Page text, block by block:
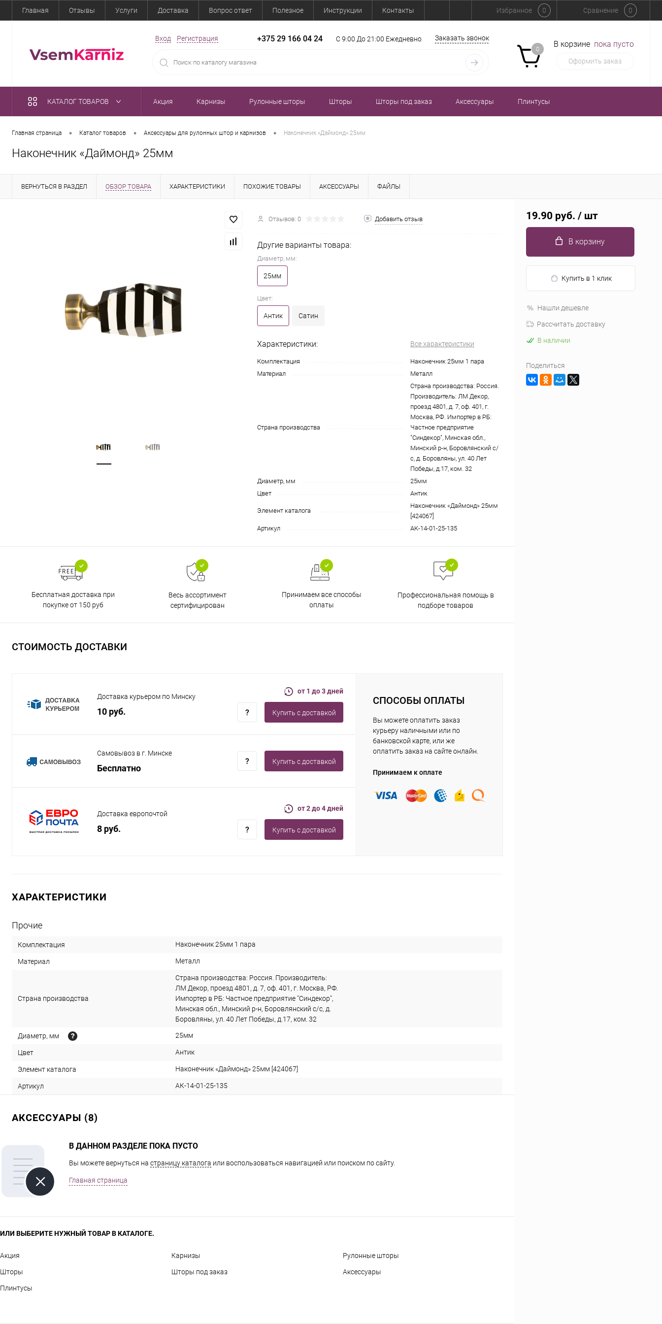
Главная Отзывы Услуги Доставка Вопрос ответ Полезное Инструкции Контакты Избранное 0 Сравнение 0
Вход Регистрация +375 29 166 04 24 С 9:00 До 21:00 Ежедневно Заказать звонок
0
В корзине пока пусто
Оформить заказ
КАТАЛОГ ТОВАРОВ Акция Карнизы Рулонные шторы Шторы Шторы под заказ Аксессуары Плинтусы
Главная страница • Каталог товаров • Аксессуары для рулонных штор и карнизов • Наконечник «Даймонд» 25мм
Наконечник «Даймонд» 25мм
ВЕРНУТЬСЯ В РАЗДЕЛ ОБЗОР ТОВАРА ХАРАКТЕРИСТИКИ ПОХОЖИЕ ТОВАРЫ АКСЕССУАРЫ ФАЙЛЫ
Отзывов: 0 Добавить отзыв
Другие варианты товара:
Диаметр, мм:
25мм
Цвет:
Антик Сатин
Характеристики: Все характеристики
Комплектация
Наконечник 25мм 1 пара
Материал
Металл
Страна производства
Страна производства: Россия.
Производитель: ЛМ Декор,
проезд 4801, д. 7, оф. 401, г.
Москва, РФ. Импортер в РБ:
Частное предприятие
"Синдекор", Минская обл.,
Минский р-н, Боровлянский с/
с, д. Боровляны, ул. 40 Лет
Победы, д.17, ком. 32
Диаметр, мм
25мм
Цвет
Антик
Элемент каталога
Наконечник «Даймонд» 25мм
[424067]
Артикул
АК-14-01-25-135
Бесплатная доставка при
покупке от 150 руб
Весь ассортимент
сертифицирован
Принимаем все способы
оплаты
Профессиональная помощь в
подборе товаров
СТОИМОСТЬ ДОСТАВКИ
Доставка курьером по Минску
10 руб.
от 1 до 3 дней
Купить c доставкой
Самовывоз в г. Минске
Бесплатно
Купить c доставкой
Доставка европочтой
8 руб.
от 2 до 4 дней
Купить c доставкой
СПОСОБЫ ОПЛАТЫ
Вы можете оплатить заказ
курьеру наличными или по
банковской карте, или же
оплатить заказ на сайте онлайн.
Принимаем к оплате
ХАРАКТЕРИСТИКИ
Прочие
Комплектация Наконечник 25мм 1 пара
Материал Металл
Страна производства
Страна производства: Россия. Производитель:
ЛМ Декор, проезд 4801, д. 7, оф. 401, г. Москва, РФ.
Импортер в РБ: Частное предприятие "Синдекор",
Минская обл., Минский р-н, Боровлянский с/с, д.
Боровляны, ул. 40 Лет Победы, д.17, ком. 32
Диаметр, мм 25мм
Цвет Антик
Элемент каталога Наконечник «Даймонд» 25мм [424067]
Артикул АК-14-01-25-135
АКСЕССУАРЫ (8)
В ДАННОМ РАЗДЕЛЕ ПОКА ПУСТО
Вы можете вернуться на страницу каталога или воспользоваться навигацией или поиском по сайту.
Главная страница
ИЛИ ВЫБЕРИТЕ НУЖНЫЙ ТОВАР В КАТАЛОГЕ.
Акция Карнизы Рулонные шторы
Шторы Шторы под заказ Аксессуары
Плинтусы
19.90 руб. / шт
В корзину
Купить в 1 клик
Нашли дешевле
Рассчитать доставку
В наличии
Поделиться